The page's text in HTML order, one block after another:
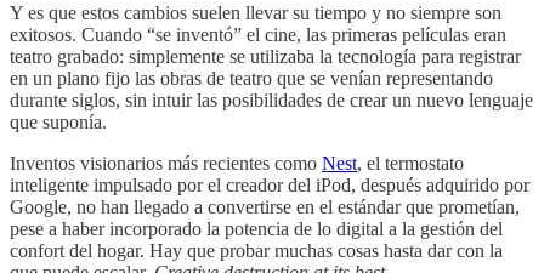
Y es que estos cambios suelen llevar su tiempo y no siempre son
exitosos. Cuando “se inventó” el cine, las primeras películas eran
teatro grabado: simplemente se utilizaba la tecnología para registrar
en un plano fijo las obras de teatro que se venían representando
durante siglos, sin intuir las posibilidades de crear un nuevo lenguaje
que suponía.
Inventos visionarios más recientes como Nest, el termostato
inteligente impulsado por el creador del iPod, después adquirido por
Google, no han llegado a convertirse en el estándar que prometían,
pese a haber incorporado la potencia de lo digital a la gestión del
confort del hogar. Hay que probar muchas cosas hasta dar con la